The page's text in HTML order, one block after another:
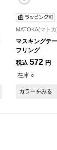
MATOKA(マトカ
マスキングテ
フリング
税込 572 円
在庫 ○
カラーをみる